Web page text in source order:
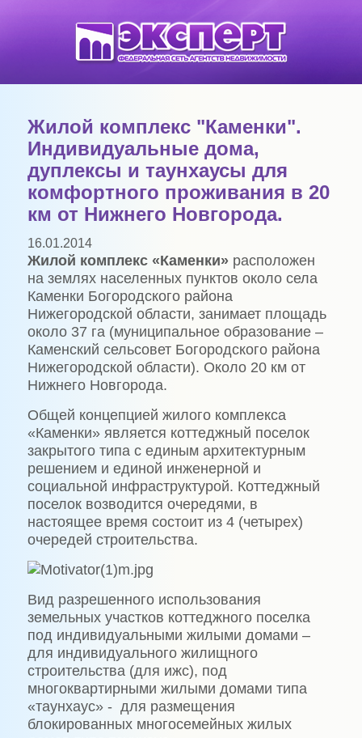
Жилой комплекс "Каменки".
Индивидуальные дома,
дуплексы и таунхаусы для
комфортного проживания в 20
км от Нижнего Новгорода.
16.01.2014
Жилой комплекс «Каменки»расположен
на землях населенных пунктов около села
Каменки Богородского района
Нижегородской области, занимает площадь
около 37 га (муниципальное образование –
Каменский сельсовет Богородского района
Нижегородской области). Около 20 км от
Нижнего Новгорода.
Общей концепцией жилого комплекса
«Каменки» является коттеджный поселок
закрытого типа с единым архитектурным
решением и единой инженерной и
социальной инфраструктурой. Коттеджный
поселок возводится очередями, в
настоящее время состоит из 4 (четырех)
очередей строительства.
Вид разрешенного использования
земельных участков коттеджного поселка
под индивидуальными жилыми домами –
для индивидуального жилищного
строительства (для ижс), под
многоквартирными жилыми домами типа
«таунхаус» - для размещения
блокированных многосемейных жилых